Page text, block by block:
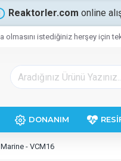
Reaktorler.com online
olmasını istediğiniz herşey için
DONANIM
- VCM16